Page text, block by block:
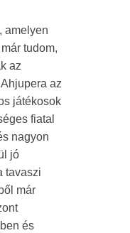
amelyen
tudom,
az
az
játékosok
fiatal
nagyon
jó
tavaszi
már
és